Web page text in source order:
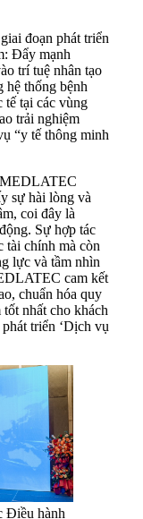
đoạn phát triển
Đẩy mạnh
trí tuệ nhân tạo
hệ thống bệnh
tế tại các vùng
trải nghiệm
“y tế thông minh
sự hài lòng và
coi đây là
Sự hợp tác
tài chính mà còn
lực và tầm nhìn
cam kết
chuẩn hóa quy
nhất cho khách
triển ‘Dịch vụ
Điều hành